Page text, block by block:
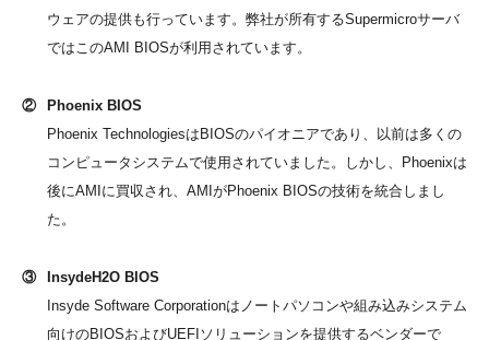
ウェアの提供も行っています。弊社が所有するSupermicroサーバ
ではこのAMI BIOSが利用されています。
②
Phoenix BIOS
Phoenix TechnologiesはBIOSのパイオニアであり、以前は多くの
コンピュータシステムで使用されていました。しかし、Phoenixは
後にAMIに買収され、AMIがPhoenix BIOSの技術を統合しまし
た。
③
InsydeH2O BIOS
Insyde Software Corporationはノートパソコンや組み込みシステム
向けのBIOSおよびUEFIソリューションを提供するベンダーで